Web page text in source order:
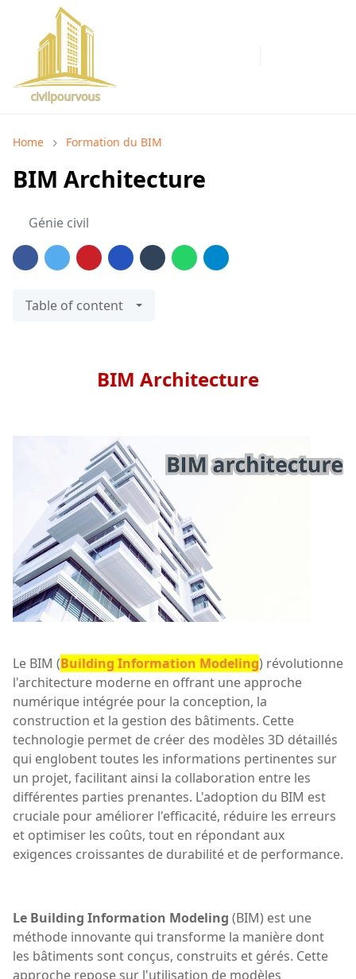
Home Formation du BIM
BIM Architecture
Génie civil
Table of content
BIM Architecture
Le BIM (Building Information Modeling) révolutionne
l'architecture moderne en offrant une approche
numérique intégrée pour la conception, la
construction et la gestion des bâtiments. Cette
technologie permet de créer des modèles 3D détaillés
qui englobent toutes les informations pertinentes sur
un projet, facilitant ainsi la collaboration entre les
différentes parties prenantes. L'adoption du BIM est
cruciale pour améliorer l'efficacité, réduire les erreurs
et optimiser les coûts, tout en répondant aux
exigences croissantes de durabilité et de performance.
Le Building Information Modeling (BIM) est une
méthode innovante qui transforme la manière dont
les bâtiments sont conçus, construits et gérés. Cette
approche repose sur l'utilisation de modèles